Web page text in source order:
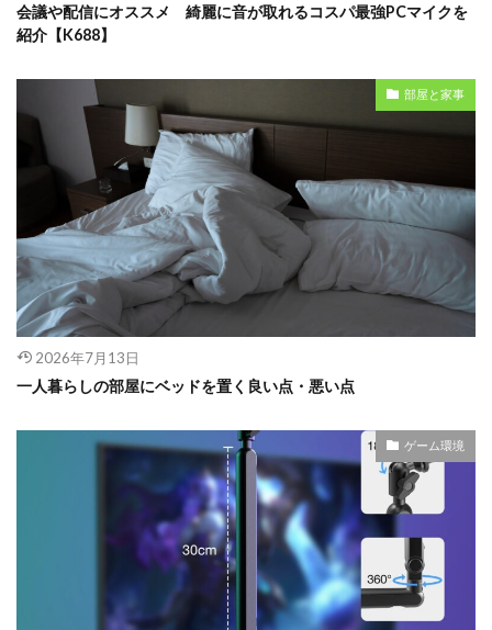
会議や配信にオススメ 綺麗に音が取れるコスパ最強PCマイクを
紹介【K688】
部屋と家事
2026年7月13日
一人暮らしの部屋にベッドを置く良い点・悪い点
ゲーム環境